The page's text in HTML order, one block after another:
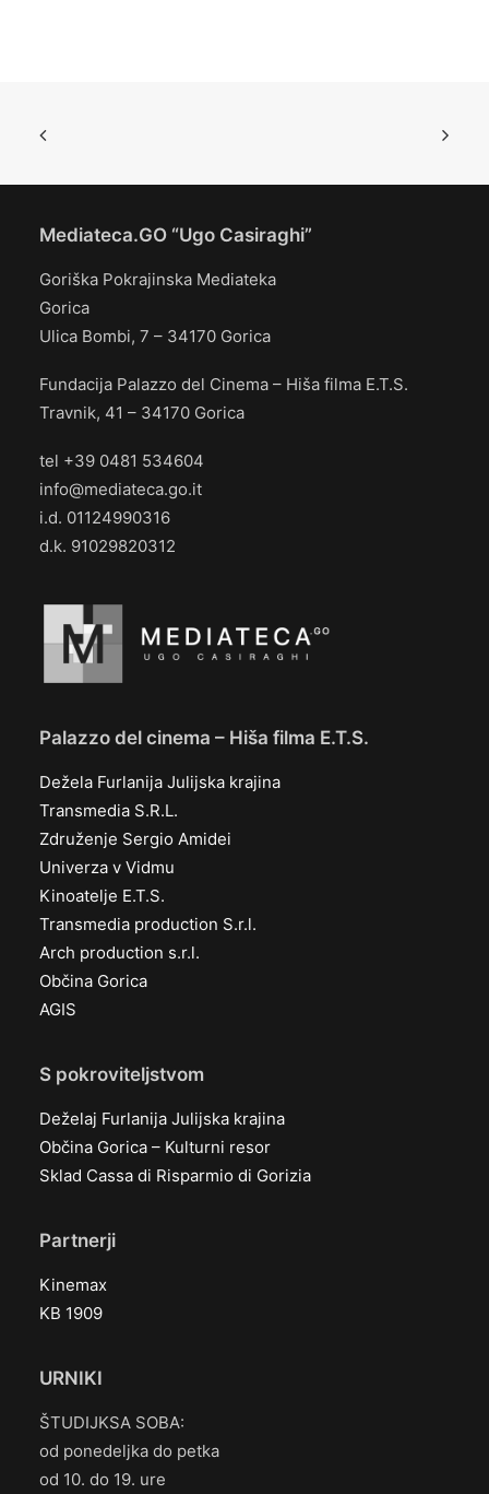
Mediateca.GO “Ugo Casiraghi”
Goriška Pokrajinska Mediateka
Gorica
Ulica Bombi, 7 – 34170 Gorica
Fundacija Palazzo del Cinema – Hiša filma E.T.S.
Travnik, 41 – 34170 Gorica
tel +39 0481 534604
info@mediateca.go.it
i.d. 01124990316
d.k. 91029820312
Palazzo del cinema – Hiša filma E.T.S.
Dežela Furlanija Julijska krajina
Transmedia S.R.L.
Združenje Sergio Amidei
Univerza v Vidmu
Kinoatelje E.T.S.
Transmedia production S.r.l.
Arch production s.r.l.
Občina Gorica
AGIS
S pokroviteljstvom
Deželaj Furlanija Julijska krajina
Občina Gorica – Kulturni resor
Sklad Cassa di Risparmio di Gorizia
Partnerji
Kinemax
KB 1909
URNIKI
ŠTUDIJKSA SOBA:
od ponedeljka do petka
od 10. do 19. ure